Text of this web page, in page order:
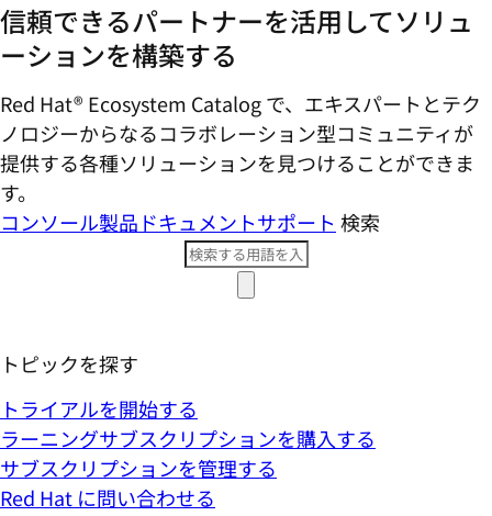
信頼できるパートナーを活用してソリュ
ーションを構築する
Red Hat® Ecosystem Catalog で、エキスパートとテク
ノロジーからなるコラボレーション型コミ​ュニティが
提供する各種ソリューションを見つけることができま
す。
コンソール製品ドキュメントサポート 検索
トピックを探す
トライアルを開始する
ラーニングサブスクリプションを購入する
サブスクリプションを管理する
Red Hat に問い合わせる